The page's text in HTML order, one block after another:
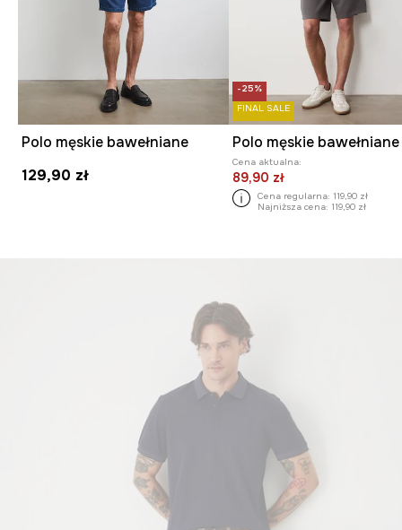
Polo męskie bawełniane
129,90 zł
-25%
FINAL SALE
Cena aktualna:
89,90 zł
Cena regularna: 119,90 zł
Najniższa cena: 119,90 zł